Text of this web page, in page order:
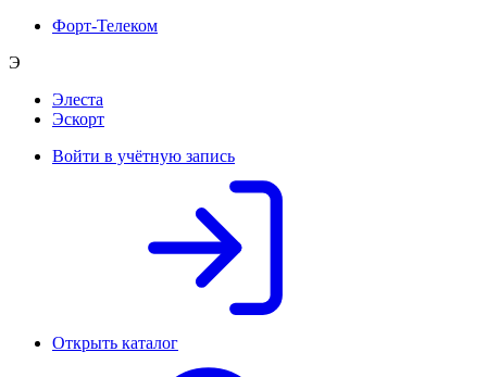
Форт-Телеком
Э
Элеста
Эскорт
Войти в учётную запись
Открыть каталог